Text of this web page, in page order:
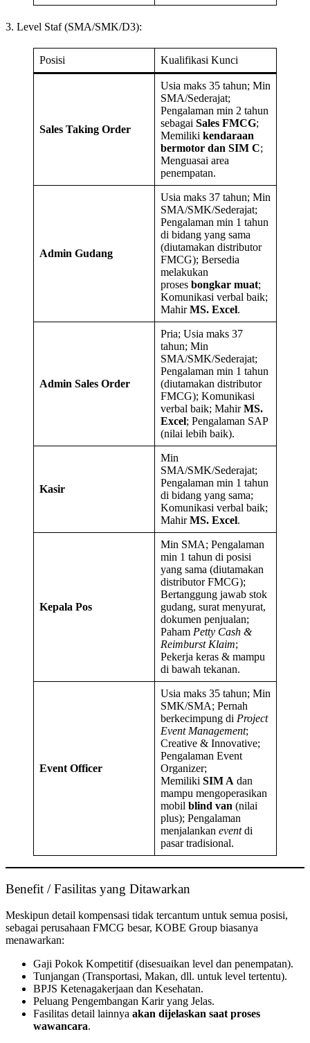
3. Level Staf (SMA/SMK/D3):
Posisi Kualifikasi Kunci
Sales Taking Order
Usia maks 35 tahun; Min
SMA/Sederajat;
Pengalaman min 2 tahun
sebagai Sales FMCG;
Memiliki kendaraan
bermotor dan SIM C;
Menguasai area
penempatan.
Admin Gudang
Usia maks 37 tahun; Min
SMA/SMK/Sederajat;
Pengalaman min 1 tahun
di bidang yang sama
(diutamakan distributor
FMCG); Bersedia
melakukan
proses bongkar muat;
Komunikasi verbal baik;
MahirMS. Excel.
Admin Sales Order
Pria; Usia maks 37
tahun; Min
SMA/SMK/Sederajat;
Pengalaman min 1 tahun
(diutamakan distributor
FMCG); Komunikasi
verbal baik; MahirMS.
Excel; Pengalaman SAP
(nilai lebih baik).
Kasir
Min
SMA/SMK/Sederajat;
Pengalaman min 1 tahun
di bidang yang sama;
Komunikasi verbal baik;
MahirMS. Excel.
Kepala Pos
Min SMA; Pengalaman
min 1 tahun di posisi
yang sama (diutamakan
distributor FMCG);
Bertanggung jawab stok
gudang, surat menyurat,
dokumen penjualan;
Paham Petty Cash &
Reimburst Klaim;
Pekerja keras & mampu
di bawah tekanan.
Event Officer
Usia maks 35 tahun; Min
SMK/SMA; Pernah
berkecimpung di Project
Event Management;
Creative & Innovative;
Pengalaman Event
Organizer;
Memiliki SIM A dan
mampu mengoperasikan
mobil blind van (nilai
plus); Pengalaman
menjalankan eventdi
pasar tradisional.
Benefit / Fasilitas yang Ditawarkan
Meskipun detail kompensasi tidak tercantum untuk semua posisi,
sebagai perusahaan FMCG besar, KOBE Group biasanya
menawarkan:
Gaji Pokok Kompetitif (disesuaikan level dan penempatan).
Tunjangan (Transportasi, Makan, dll. untuk level tertentu).
BPJS Ketenagakerjaan dan Kesehatan.
Peluang Pengembangan Karir yang Jelas.
Fasilitas detail lainnya akan dijelaskan saat proses
wawancara.